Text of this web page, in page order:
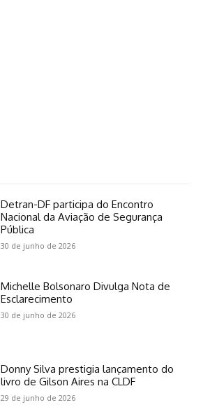
Detran-DF participa do Encontro
Nacional da Aviação de Segurança
Pública
30 de junho de 2026
Michelle Bolsonaro Divulga Nota de
Esclarecimento
30 de junho de 2026
Donny Silva prestigia lançamento do
livro de Gilson Aires na CLDF
29 de junho de 2026